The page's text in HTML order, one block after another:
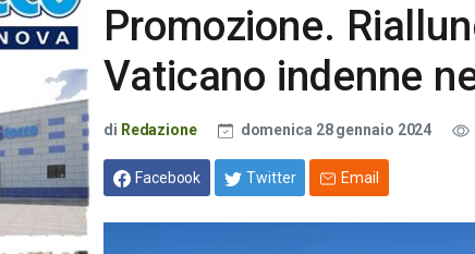
Promozione.
Vaticano indenne
di Redazione domenica 28 gennaio 2024
Facebook Twitter Email